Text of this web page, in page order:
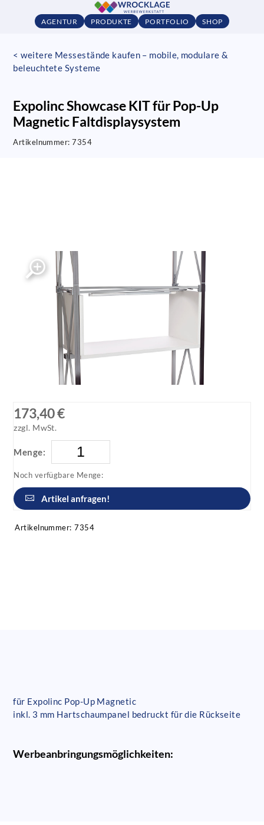
AGENTUR PRODUKTE PORTFOLIO SHOP
< weitere Messestände kaufen – mobile, modulare &
beleuchtete Systeme
Expolinc Showcase KIT für Pop-Up
Magnetic Faltdisplaysystem
Artikelnummer:7354
173,40 €
zzgl. MwSt.
Menge:
Noch verfügbare Menge:
Artikel anfragen!
Artikelnummer: 7354
für Expolinc Pop-Up Magnetic
inkl. 3 mm Hartschaumpanel bedruckt für die Rückseite
Werbeanbringungsmöglichkeiten: